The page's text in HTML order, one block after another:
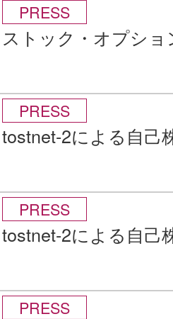
PRESS
ストック・オプシ
PRESS
tostnet-2による自己
PRESS
tostnet-2による自己
PRESS